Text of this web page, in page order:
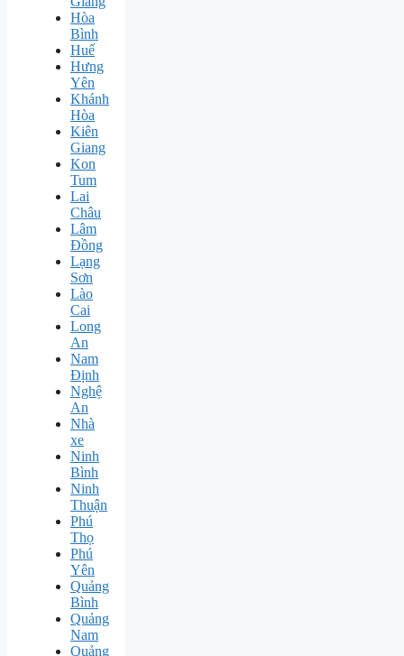
Hòa
Bình
Huế
Hưng
Yên
Khánh
Hòa
Kiên
Giang
Kon
Tum
Lai
Châu
Lâm
Đồng
Lạng
Sơn
Lào
Cai
Long
An
Nam
Định
Nghệ
An
Nhà
xe
Ninh
Bình
Ninh
Thuận
Phú
Thọ
Phú
Yên
Quảng
Bình
Quảng
Nam
Quảng